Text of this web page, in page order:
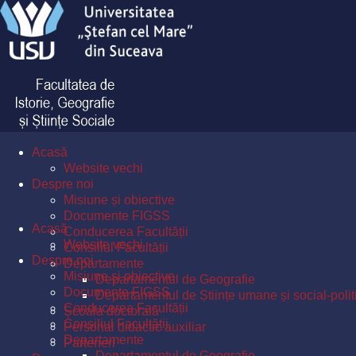
Acasă
Website vechi
Despre noi
Misiune și obiective
Documente FIGSS
Conducerea Facultății
Consiliul Facultății
Departamente
Departamentul de Geografie
Departamentul de Științe umane și social-
Școala doctorală
Personal didactic auxiliar
Parteneri
Acasă
Website vechi
Despre noi
Misiune și obiective
Documente FIGSS
Conducerea Facultății
Consiliul Facultății
Departamente